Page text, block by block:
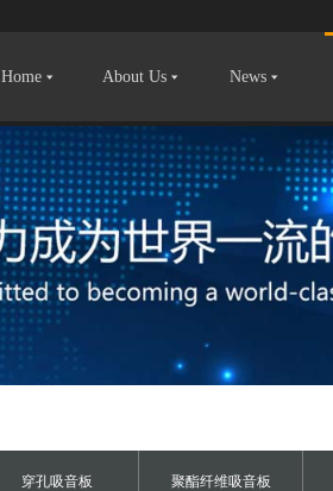
Home About Us News
穿孔吸音板 聚酯纤维吸音板